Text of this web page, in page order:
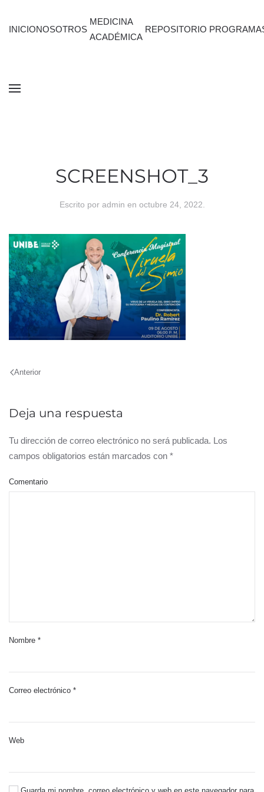
INICIONOSOTROS
MEDICINA
ACADÉMICA
REPOSITORIO
SCREENSHOT_3
Escrito por admin en octubre 24, 2022
Anterior
Deja una respuesta
Tu dirección de correo electrónico no será publicada. Los
campos obligatorios están marcados con *
Comentario
Nombre *
Correo electrónico *
Web